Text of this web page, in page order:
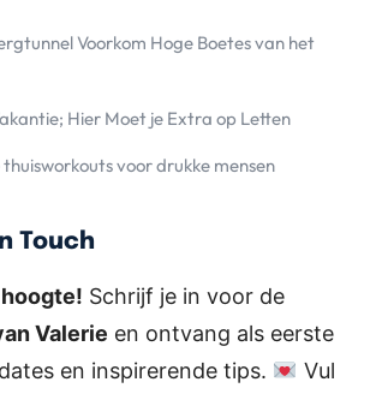
Voorkom Hoge Boetes van het
Hier Moet je Extra op Letten
voor drukke mensen
Touch
Schrijf je in voor de
Valerie en ontvang als eerste
en inspirerende tips.
Vul